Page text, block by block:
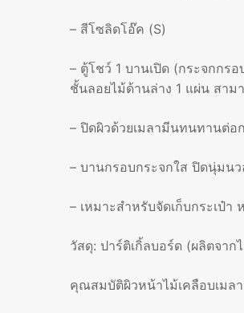
– สีโซลิดโอ๊ค (S)
– ตู้โชว์ 1 บานเปิด (กระจกก
ชั้นลอยไม้ด้านล่าง 1 แผ่น สาม
– ปิดผิวด้วยเมลามีนทนทานต่อ
– บานกรอบกระจกใส ปิดนุ่มนว
– เหมาะสำหรับจัดเก็บกระเป๋
วัสดุ: ปาร์ติเกิ้ลบอร์ด (ผลิตจาก
คุณสมบัติผิวหน้าไม้เคลือบเมล